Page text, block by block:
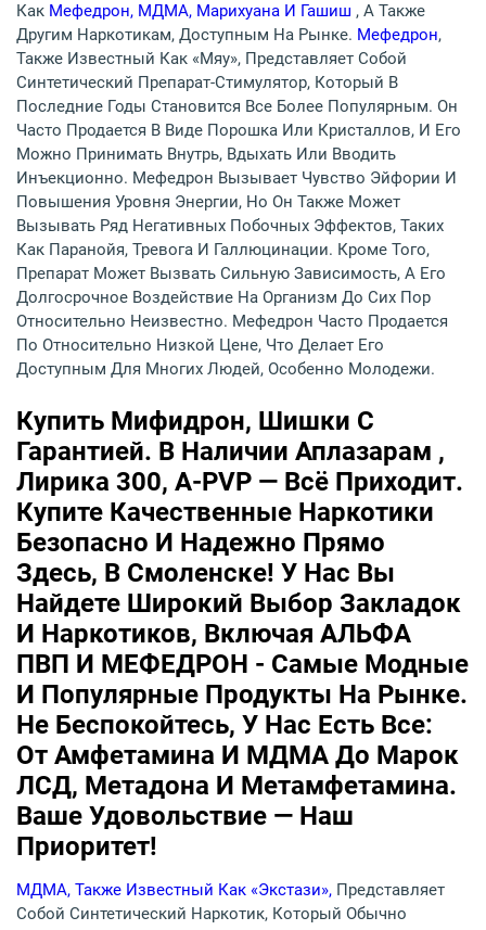
Как Мефедрон, МДМА, Марихуана И Гашиш , А Также
Другим Наркотикам, Доступным На Рынке. Мефедрон,
Также Известный Как «мяу», Представляет Собой
Синтетический Препарат-Стимулятор, Который В
Последние Годы Становится Все Более Популярным. Он
Часто Продается В Виде Порошка Или Кристаллов, И Его
Можно Принимать Внутрь, Вдыхать Или Вводить
Инъекционно. Мефедрон Вызывает Чувство Эйфории И
Повышения Уровня Энергии, Но Он Также Может
Вызывать Ряд Негативных Побочных Эффектов, Таких
Как Паранойя, Тревога И Галлюцинации. Кроме Того,
Препарат Может Вызвать Сильную Зависимость, А Его
Долгосрочное Воздействие На Организм До Сих Пор
Относительно Неизвестно. Мефедрон Часто Продается
По Относительно Низкой Цене, Что Делает Его
Доступным Для Многих Людей, Особенно Молодежи.
Купить Мифидрон, Шишки С
Гарантией. В Наличии Аплазарам ,
Лирика 300, A-PVP — Всё Приходит.
Купите Качественные Наркотики
Безопасно И Надежно Прямо
Здесь, В Смоленске! У Нас Вы
Найдете Широкий Выбор Закладок
И Наркотиков, Включая АЛЬФА
ПВП И МЕФЕДРОН - Самые Модные
И Популярные Продукты На Рынке.
Не Беспокойтесь, У Нас Есть Все:
От Амфетамина И МДМА До Марок
ЛСД, Метадона И Метамфетамина.
Ваше Удовольствие — Наш
Приоритет!
МДМА, Также Известный Как «экстази», Представляет
Собой Синтетический Наркотик, Который Обычно